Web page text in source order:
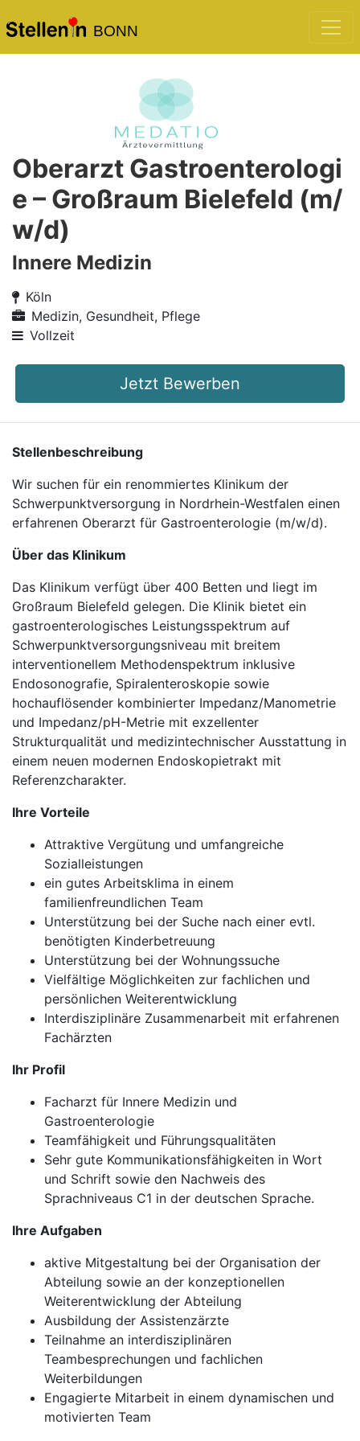
BONN
Oberarzt Gastroenterologi
e – Großraum Bielefeld (m/
w/d)
Innere Medizin
Köln
Medizin, Gesundheit, Pflege
Vollzeit
Jetzt Bewerben
Stellenbeschreibung
Wir suchen für ein renommiertes Klinikum der
Schwerpunktversorgung in Nordrhein-Westfalen einen
erfahrenen Oberarzt für Gastroenterologie (m/w/d).
Über das Klinikum
Das Klinikum verfügt über 400 Betten und liegt im
Großraum Bielefeld gelegen. Die Klinik bietet ein
gastroenterologisches Leistungsspektrum auf
Schwerpunktversorgungsniveau mit breitem
interventionellem Methodenspektrum inklusive
Endosonografie, Spiralenteroskopie sowie
hochauflösender kombinierter Impedanz/Manometrie
und Impedanz/pH-Metrie mit exzellenter
Strukturqualität und medizintechnischer Ausstattung in
einem neuen modernen Endoskopietrakt mit
Referenzcharakter.
Ihre Vorteile
Attraktive Vergütung und umfangreiche
Sozialleistungen
ein gutes Arbeitsklima in einem
familienfreundlichen Team
Unterstützung bei der Suche nach einer evtl.
benötigten Kinderbetreuung
Unterstützung bei der Wohnungssuche
Vielfältige Möglichkeiten zur fachlichen und
persönlichen Weiterentwicklung
Interdisziplinäre Zusammenarbeit mit erfahrenen
Fachärzten
Ihr Profil
Facharzt für Innere Medizin und
Gastroenterologie
Teamfähigkeit und Führungsqualitäten
Sehr gute Kommunikationsfähigkeiten in Wort
und Schrift sowie den Nachweis des
Sprachniveaus C1 in der deutschen Sprache.
Ihre Aufgaben
aktive Mitgestaltung bei der Organisation der
Abteilung sowie an der konzeptionellen
Weiterentwicklung der Abteilung
Ausbildung der Assistenzärzte
Teilnahme an interdisziplinären
Teambesprechungen und fachlichen
Weiterbildungen
Engagierte Mitarbeit in einem dynamischen und
motivierten Team